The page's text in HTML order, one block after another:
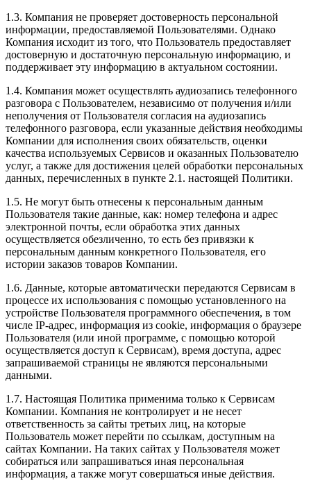
1.3. Компания не проверяет достоверность персональной
информации, предоставляемой Пользователями. Однако
Компания исходит из того, что Пользователь предоставляет
достоверную и достаточную персональную информацию, и
поддерживает эту информацию в актуальном состоянии.
1.4. Компания может осуществлять аудиозапись телефонного
разговора с Пользователем, независимо от получения и/или
неполучения от Пользователя согласия на аудиозапись
телефонного разговора, если указанные действия необходимы
Компании для исполнения своих обязательств, оценки
качества используемых Сервисов и оказанных Пользователю
услуг, а также для достижения целей обработки персональных
данных, перечисленных в пункте 2.1. настоящей Политики.
1.5. Не могут быть отнесены к персональным данным
Пользователя такие данные, как: номер телефона и адрес
электронной почты, если обработка этих данных
осуществляется обезличенно, то есть без привязки к
персональным данным конкретного Пользователя, его
истории заказов товаров Компании.
1.6. Данные, которые автоматически передаются Сервисам в
процессе их использования с помощью установленного на
устройстве Пользователя программного обеспечения, в том
числе IP-адрес, информация из cookie, информация о браузере
Пользователя (или иной программе, с помощью которой
осуществляется доступ к Сервисам), время доступа, адрес
запрашиваемой страницы не являются персональными
данными.
1.7. Настоящая Политика применима только к Сервисам
Компании. Компания не контролирует и не несет
ответственность за сайты третьих лиц, на которые
Пользователь может перейти по ссылкам, доступным на
сайтах Компании. На таких сайтах у Пользователя может
собираться или запрашиваться иная персональная
информация, а также могут совершаться иные действия.